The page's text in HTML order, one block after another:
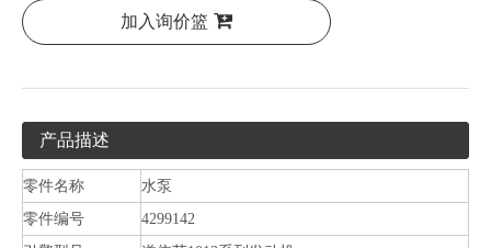
加入询价篮
产品描述
零件名称
水泵
零件编号
4299142